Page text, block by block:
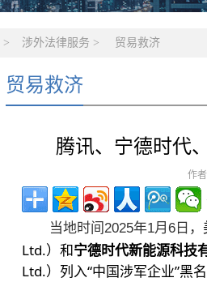
> 涉外法律服务 > 贸易救济
贸易救济
腾讯、宁德时代
作
当地时间2025年1月6日，
Ltd.）和宁德时代新能源科技
Ltd.）列入“中国涉军企业”黑